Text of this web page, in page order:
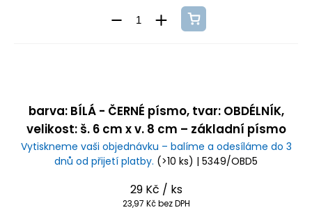
barva: BÍLÁ - ČERNÉ písmo, tvar: OBDÉLNÍK,
velikost: š. 6 cm x v. 8 cm – základní písmo
Vytiskneme vaši objednávku – balíme a odesíláme do 3
dnů od přijetí platby. (>10 ks) | 5349/OBD5
29 Kč / ks
23,97 Kč bez DPH